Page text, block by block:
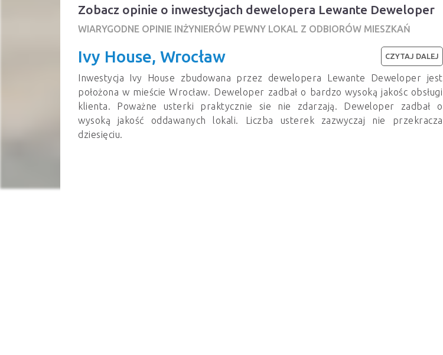
Zobacz opinie o inwestycjach dewelopera Lewante Deweloper
WIARYGODNE OPINIE INŻYNIERÓW PEWNY LOKAL Z ODBIORÓW MIESZKAŃ
Ivy House, Wrocław
Inwestycja Ivy House zbudowana przez dewelopera Lewante Deweloper jest
położona w mieście Wrocław. Deweloper zadbał o bardzo wysoką jakośc obsługi
klienta. Poważne usterki praktycznie sie nie zdarzają. Deweloper zadbał o
wysoką jakość oddawanych lokali. Liczba usterek zazwyczaj nie przekracza
dziesięciu.
CZYTAJ DALEJ